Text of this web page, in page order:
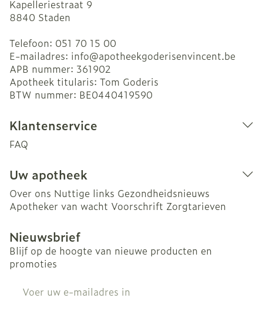
Kapelleriestraat 9
8840 Staden
Telefoon: 051 70 15 00
E-mailadres: info@apotheekgoderisenvincent.be
APB nummer: 361902
Apotheek titularis: Tom Goderis
BTW nummer: BE0440419590
Klantenservice
FAQ
Uw apotheek
Over ons Nuttige links Gezondheidsnieuws
Apotheker van wacht Voorschrift Zorgtarieven
Nieuwsbrief
Blijf op de hoogte van nieuwe producten en
promoties